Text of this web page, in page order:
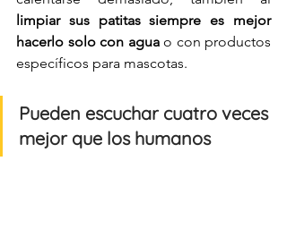
limpiar sus patitas siempre es mejor
hacerlo solo con agua o con productos
específicos para mascotas.
Pueden escuchar cuatro veces
mejor que los humanos